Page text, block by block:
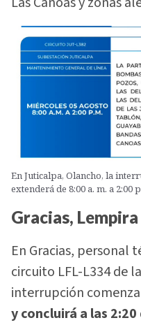
En Juticalpa, Olancho, la
extenderá de 8:00 a. m. a 2:00
Gracias, Lempira
En Gracias, personal
circuito LFL-L334 de
interrupción
y concluirá a las